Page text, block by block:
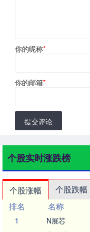
你的昵称*
你的邮箱*
提交评论
个股实时涨跌榜
个股涨幅 个股跌幅
排名
名称
1
N展芯